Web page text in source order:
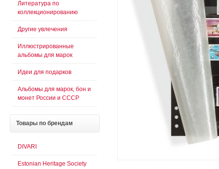
Литература по
коллекционированию
Другие увлечения
Иллюстрированные
альбомы для марок
Идеи для подарков
Альбомы для марок, бон и
монет России и СССР
Товары по брендам
DIVARI
Estonian Heritage Society